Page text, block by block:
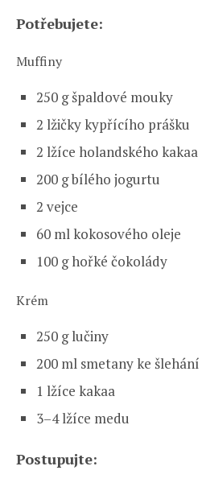
Potřebujete:
Muffiny
250 g špaldové mouky
2 lžičky kypřícího prášku
2 lžíce holandského kakaa
200 g bílého jogurtu
2 vejce
60 ml kokosového oleje
100 g hořké čokolády
Krém
250 g lučiny
200 ml smetany ke šlehání
1 lžíce kakaa
3–4 lžíce medu
Postupujte: